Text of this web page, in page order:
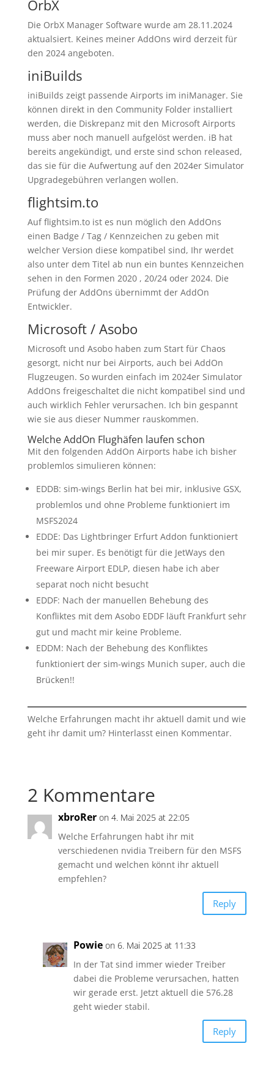
OrbX
Die OrbX Manager Software wurde am 28.11.2024
aktualsiert. Keines meiner AddOns wird derzeit für
den 2024 angeboten.
iniBuilds
iniBuilds zeigt passende Airports im iniManager. Sie
können direkt in den Community Folder installiert
werden, die Diskrepanz mit den Microsoft Airports
muss aber noch manuell aufgelöst werden. iB hat
bereits angekündigt, und erste sind schon released,
das sie für die Aufwertung auf den 2024er Simulator
Upgradegebühren verlangen wollen.
flightsim.to
Auf flightsim.to ist es nun möglich den AddOns
einen Badge / Tag / Kennzeichen zu geben mit
welcher Version diese kompatibel sind, Ihr werdet
also unter dem Titel ab nun ein buntes Kennzeichen
sehen in den Formen 2020 , 20/24 oder 2024. Die
Prüfung der AddOns übernimmt der AddOn
Entwickler.
Microsoft / Asobo
Microsoft und Asobo haben zum Start für Chaos
gesorgt, nicht nur bei Airports, auch bei AddOn
Flugzeugen. So wurden einfach im 2024er Simulator
AddOns freigeschaltet die nicht kompatibel sind und
auch wirklich Fehler verursachen. Ich bin gespannt
wie sie aus dieser Nummer rauskommen.
Welche AddOn Flughäfen laufen schon
Mit den folgenden AddOn Airports habe ich bisher
problemlos simulieren können:
EDDB: sim-wings Berlin hat bei mir, inklusive GSX,
problemlos und ohne Probleme funktioniert im
MSFS2024
EDDE: Das Lightbringer Erfurt Addon funktioniert
bei mir super. Es benötigt für die JetWays den
Freeware Airport EDLP, diesen habe ich aber
separat noch nicht besucht
EDDF: Nach der manuellen Behebung des
Konfliktes mit dem Asobo EDDF läuft Frankfurt sehr
gut und macht mir keine Probleme.
EDDM: Nach der Behebung des Konfliktes
funktioniert der sim-wings Munich super, auch die
Brücken!!
Welche Erfahrungen macht ihr aktuell damit und wie
geht ihr damit um? Hinterlasst einen Kommentar.
2 Kommentare
xbroRer on 4. Mai 2025 at 22:05
Welche Erfahrungen habt ihr mit
verschiedenen nvidia Treibern für den MSFS
gemacht und welchen könnt ihr aktuell
empfehlen?
Reply
Powie on 6. Mai 2025 at 11:33
In der Tat sind immer wieder Treiber
dabei die Probleme verursachen, hatten
wir gerade erst. Jetzt aktuell die 576.28
geht wieder stabil.
Reply